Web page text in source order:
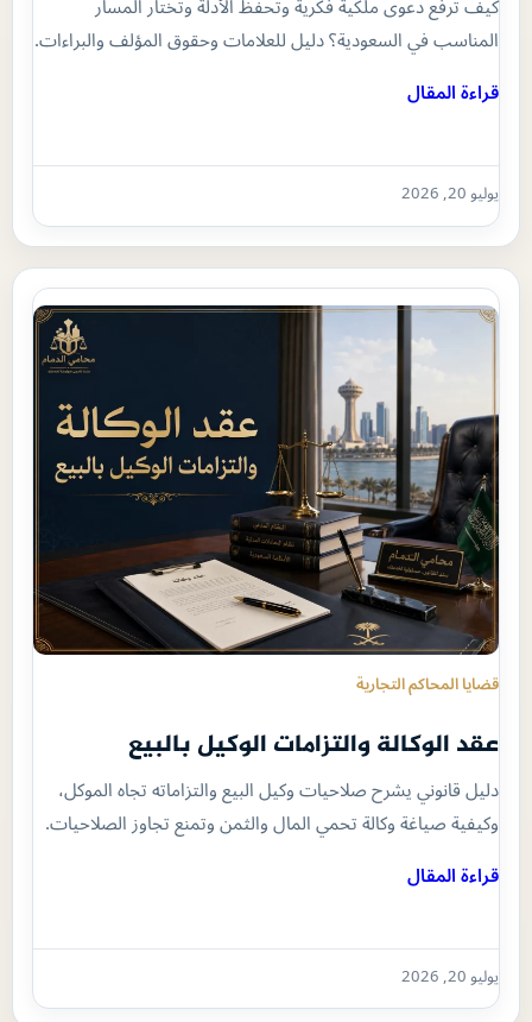
المناسب في السعودية؟ دليل للعلامات وحقوق المؤلف والبراءات.
قراءة المقال
يوليو 20, 2026
قضايا المحاكم التجارية
عقد الوكالة والتزامات الوكيل بالبيع
دليل قانوني يشرح صلاحيات وكيل البيع والتزاماته تجاه الموكل،
وكيفية صياغة وكالة تحمي المال والثمن وتمنع تجاوز الصلاحيات.
قراءة المقال
يوليو 20, 2026